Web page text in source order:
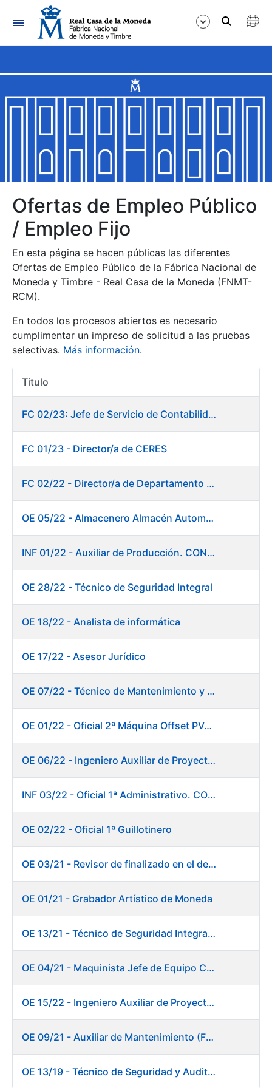
Navegación
Mostrar/Ocultar
Mostrar/Ocultar
Mostrar/Ocultar
Mostrar/Ocultar
Mostrar/Ocultar
Mostrar/Ocultar
Mostrar/Ocultar
Mostrar/Ocultar
Ofertas de Empleo Público
/ Empleo Fijo
En esta página se hacen públicas las diferentes
Ofertas de Empleo Público de la Fábrica Nacional de
Moneda y Timbre - Real Casa de la Moneda (FNMT-
RCM).
En todos los procesos abiertos es necesario
cumplimentar un impreso de solicitud a las pruebas
selectivas. Más información.
Título
FC 02/23: Jefe de Servicio de Contabilidad
FC 01/23 - Director/a de CERES
FC 02/22 - Director/a de Departamento de Fábrica de Papel en Burgos
OE 05/22 - Almacenero Almacén Automático
INF 01/22 - Auxiliar de Producción. CONSOLIDACIÓN EMPLEO TEMPORAL
OE 28/22 - Técnico de Seguridad Integral
OE 18/22 - Analista de informática
OE 17/22 - Asesor Jurídico
OE 07/22 - Técnico de Mantenimiento y Aplicaciones Industriales
OE 01/22 - Oficial 2ª Máquina Offset PVC+2 colores
OE 06/22 - Ingeniero Auxiliar de Proyectos
INF 03/22 - Oficial 1ª Administrativo. CONSOLIDACIÓN EMPLEO TEMPORAL LARGA DURACIÓN
OE 02/22 - Oficial 1ª Guillotinero
OE 03/21 - Revisor de finalizado en el departamento Fábrica de Papel - Burgos
OE 01/21 - Grabador Artístico de Moneda
OE 13/21 - Técnico de Seguridad Integral (Centro de Trabajo de Burgos)
OE 04/21 - Maquinista Jefe de Equipo Corte y Enfajado
OE 15/22 - Ingeniero Auxiliar de Proyectos - DIT
OE 09/21 - Auxiliar de Mantenimiento (Fábrica de Papel)
OE 13/19 - Técnico de Seguridad y Auditoría Informática. Dirección de Sistemas de Información